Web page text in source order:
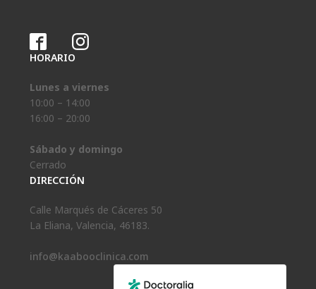
HORARIO
Lunes a viernes
10:00 – 14:00
16:00 – 20:00
Sábado y domingo
Cerrado
DIRECCIÓN
Calle Marqués de Cáceres 50
La Eliana, Valencia, 46183.
info@kaabooclinica.com